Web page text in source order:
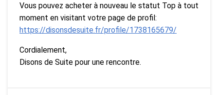
Vous pouvez acheter à nouveau le statut Top à tout
moment en visitant votre page de profil:
https://disonsdesuite.fr/profile/1738165679/
Cordialement,
Disons de Suite pour une rencontre.